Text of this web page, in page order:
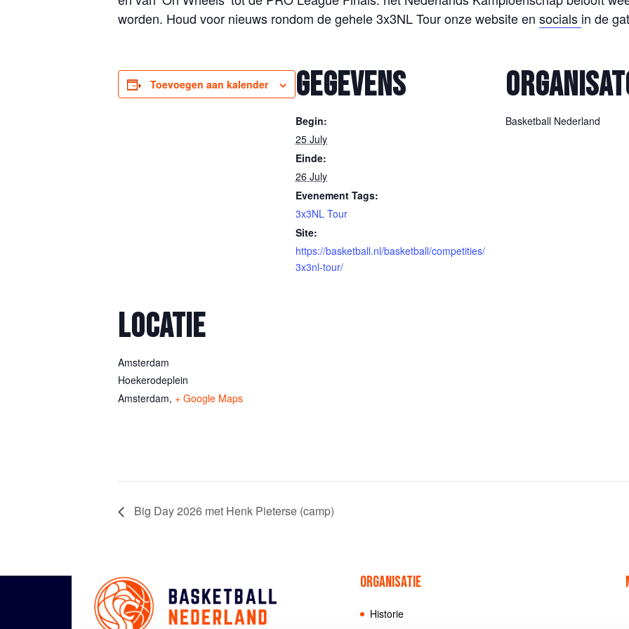
worden. Houd voor nieuws rondom de gehele 3x3NL Tour onze website en socials in de
Toevoegen aan kalender GEGEVENS
Begin:
25 July
Einde:
26 July
Evenement Tags:
3x3NL Tour
Site:
https://basketball.nl/basketball/competities/
3x3nl-tour/
Basketball Nederland
LOCATIE
Amsterdam
Hoekerodeplein
Amsterdam, + Google Maps
Big Day 2026 met Henk Pieterse (camp)
ORGANISATIE
Historie